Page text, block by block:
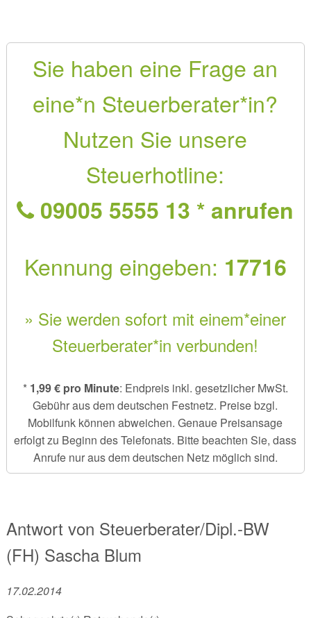
Sie haben eine Frage an
eine*n Steuerberater*in?
Nutzen Sie unsere
Steuerhotline:
09005 5555 13 * anrufen
Kennung eingeben: 17716
» Sie werden sofort mit einem*einer
Steuerberater*in verbunden!
* 1,99 € pro Minute: Endpreis inkl. gesetzlicher MwSt.
Gebühr aus dem deutschen Festnetz. Preise bzgl.
Mobilfunk können abweichen. Genaue Preisansage
erfolgt zu Beginn des Telefonats. Bitte beachten Sie, dass
Anrufe nur aus dem deutschen Netz möglich sind.
Antwort von Steuerberater/Dipl.-BW
(FH) Sascha Blum
17.02.2014